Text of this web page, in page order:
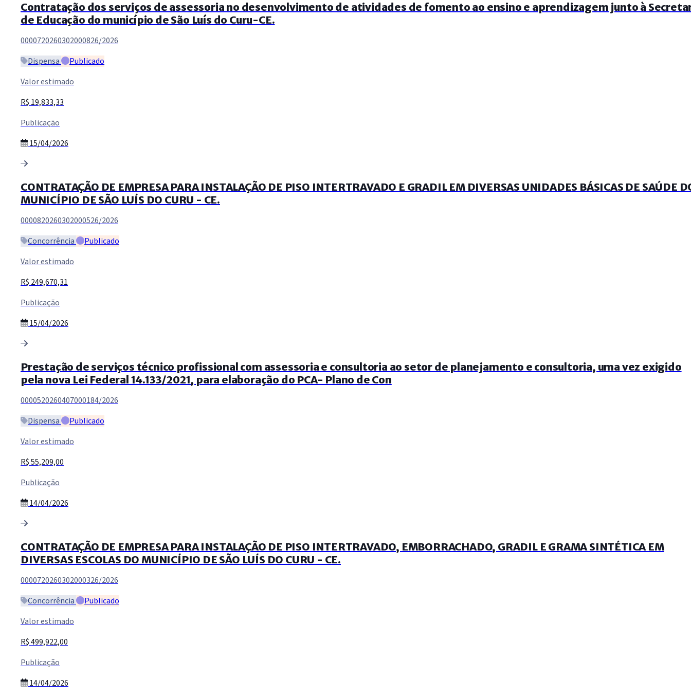
Contratação dos serviços de assessoria no desenvolvimento de atividades de fomento ao ensino e aprendizagem junto à
de Educação do município de São Luís do Curu-CE.
0000720260302000826/2026
Dispensa
Publicado
Valor estimado
R$ 19,833,33
Publicação
15/04/2026
CONTRATAÇÃO DE EMPRESA PARA INSTALAÇÃO DE PISO INTERTRAVADO E GRADIL EM DIVERSAS UNIDADES BÁSICAS DE SAÚDE
MUNICÍPIO DE SÃO LUÍS DO CURU - CE.
0000820260302000526/2026
Concorrência
Publicado
Valor estimado
R$ 249,670,31
Publicação
15/04/2026
Prestação de serviços técnico profissional com assessoria e consultoria ao setor de planejamento e consultoria, uma vez exigido
pela nova Lei Federal 14.133/2021, para elaboração do PCA- Plano de Con
0000520260407000184/2026
Dispensa
Publicado
Valor estimado
R$ 55,209,00
Publicação
14/04/2026
CONTRATAÇÃO DE EMPRESA PARA INSTALAÇÃO DE PISO INTERTRAVADO, EMBORRACHADO, GRADIL E GRAMA SINTÉTICA EM
DIVERSAS ESCOLAS DO MUNICÍPIO DE SÃO LUÍS DO CURU - CE.
0000720260302000326/2026
Concorrência
Publicado
Valor estimado
R$ 499,922,00
Publicação
14/04/2026